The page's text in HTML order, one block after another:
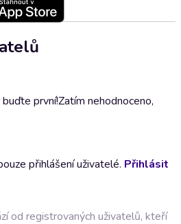
první!Zatím nehodnoceno,
přihlášení uživatelé. Přihlásit
od registrovaných uživatelů, kteří